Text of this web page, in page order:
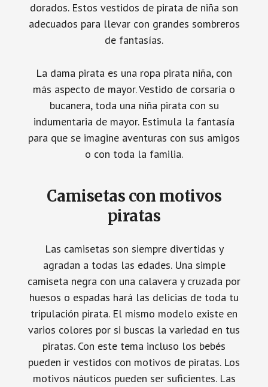
dorados. Estos vestidos de pirata de niña son
adecuados para llevar con grandes sombreros
de fantasías.
La dama pirata es una ropa pirata niña, con
más aspecto de mayor. Vestido de corsaria o
bucanera, toda una niña pirata con su
indumentaria de mayor. Estimula la fantasía
para que se imagine aventuras con sus amigos
o con toda la familia.
Camisetas con motivos
piratas
Las camisetas son siempre divertidas y
agradan a todas las edades. Una simple
camiseta negra con una calavera y cruzada por
huesos o espadas hará las delicias de toda tu
tripulación pirata. El mismo modelo existe en
varios colores por si buscas la variedad en tus
piratas. Con este tema incluso los bebés
pueden ir vestidos con motivos de piratas. Los
motivos náuticos pueden ser suficientes. Las